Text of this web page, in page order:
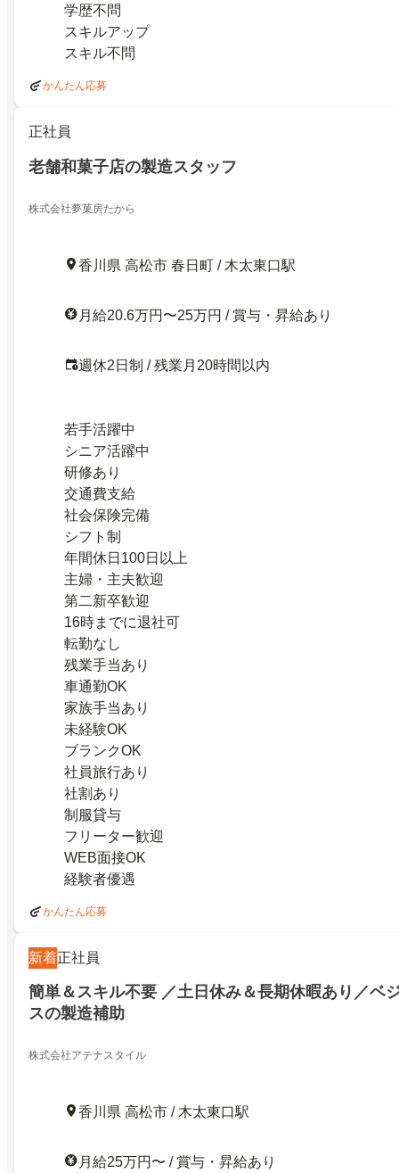
学歴不問
スキルアップ
スキル不問
かんたん応募
正社員
老舗和菓子店の製造スタッフ
株式会社夢菓房たから
香川県 高松市 春日町 / 木太東口駅
月給20.6万円〜25万円 / 賞与・昇給あり
週休2日制 / 残業月20時間以内
若手活躍中
シニア活躍中
研修あり
交通費支給
社会保険完備
シフト制
年間休日100日以上
主婦・主夫歓迎
第二新卒歓迎
16時までに退社可
転勤なし
残業手当あり
車通勤OK
家族手当あり
未経験OK
ブランクOK
社員旅行あり
社割あり
制服貸与
フリーター歓迎
WEB面接OK
経験者優遇
かんたん応募
新着正社員
簡単＆スキル不要 ／土日休み＆長期休暇あり／ベ
スの製造補助
株式会社アテナスタイル
香川県 高松市 / 木太東口駅
月給25万円〜 / 賞与・昇給あり